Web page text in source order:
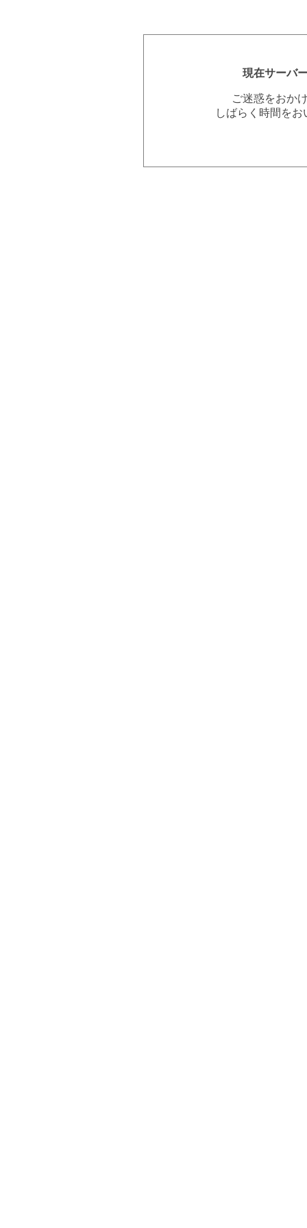
現在サーバ
ご迷惑をおか
しばらく時間を